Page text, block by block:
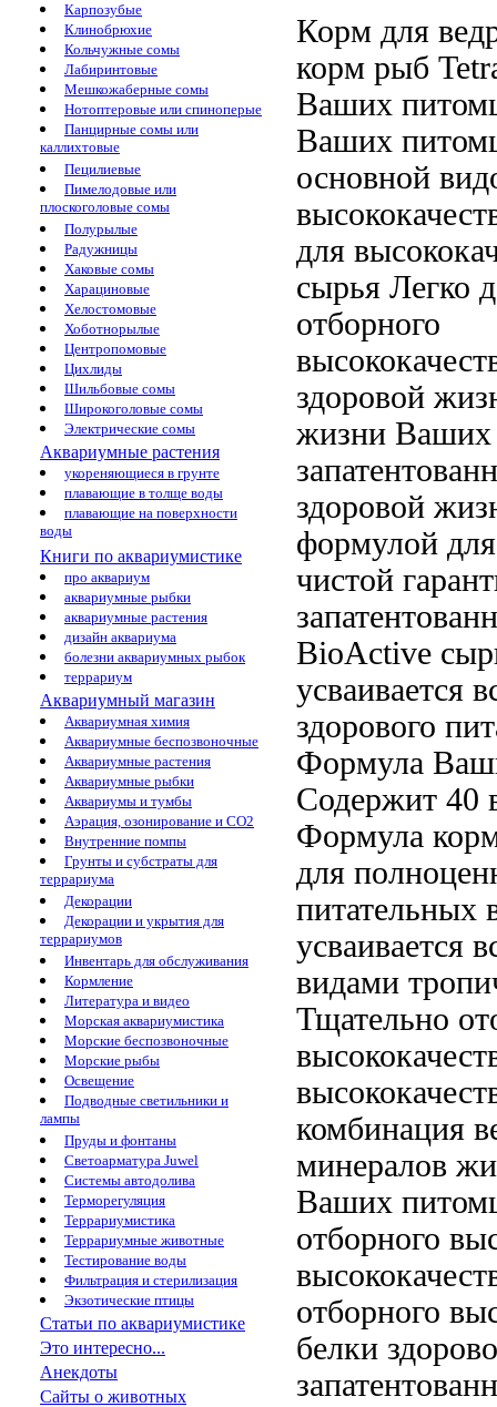
Карпозубые
Клинобрюхие
Кольчужные сомы
Лабиринтовые
Мешкожаберные сомы
Нотоптеровые или спиноперые
Панцирные сомы или
каллихтовые
Пецилиевые
Пимелодовые или
плоскоголовые сомы
Полурылые
Радужницы
Хаковые сомы
Харациновые
Хелостомовые
Хоботнорылые
Центропомовые
Цихлиды
Шильбовые сомы
Широкоголовые сомы
Электрические сомы
Аквариумные растения
укореняющиеся в грунте
плавающие в толще воды
плавающие на поверхности
воды
Книги по аквариумистике
про аквариум
аквариумные рыбки
аквариумные растения
дизайн аквариума
болезни аквариумных рыбок
террариум
Аквариумный магазин
Аквариумная химия
Аквариумные беспозвоночные
Аквариумные растения
Аквариумные рыбки
Аквариумы и тумбы
Аэрация, озонирование и CO2
Внутренние помпы
Грунты и субстраты для
террариума
Декорации
Декорации и укрытия для
террариумов
Инвентарь для обслуживания
Кормление
Литература и видео
Морская аквариумистика
Морские беспозвоночные
Морские рыбы
Освещение
Подводные светильники и
лампы
Пруды и фонтаны
Светоарматура Juwel
Системы автодолива
Терморегуляция
Террариумистика
Террариумные животные
Тестирование воды
Фильтрация и стерилизация
Экзотические птицы
Статьи по аквариумистике
Это интересно...
Анекдоты
Сайты о животных
Корм для
корм рыб
Ваших
Ваших
основной
для
сырья Легко
отборного
здоровой
жизни Ваших
здоровой
формулой
чистой
BioActive
усваивается
здорового
Формула
Содержит 40
Формула
для
питательных
усваивается
видами
Тщательно
комбинация
минералов
Ваших
отборного
отборного
белки